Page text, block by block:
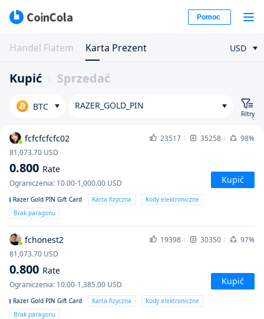
Pomoc
Handel Fiatem Karta Prezent USD
Kupić Sprzedać
BTC RAZER_GOLD_PIN
Filtry
fcfcfcfcfc02 23517 35258
98%
81,073.70 USD
0.800 Rate
Ograniczenia: 10.00-1,000.00 USD Kupić
Razer Gold PIN Gift Card Karta fizyczna
Kody elektroniczne
Brak paragonu
fchonest2 19398 30350
97%
81,073.70 USD
0.800 Rate
Ograniczenia: 10.00-1,385.00 USD Kupić
Razer Gold PIN Gift Card Karta fizyczna
Kody elektroniczne
Brak paragonu